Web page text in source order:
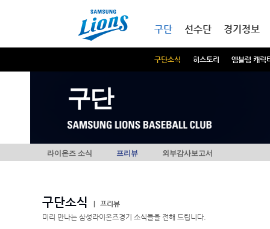
구단
구단소식 히스토리 엠블럼 캐릭
선수단 경기정보
구단
라이온즈 소식 프리뷰 외부감사보고서
구단소식
프리뷰
미리 만나는 삼성라이온즈경기 소식들을 전해 드립니다.